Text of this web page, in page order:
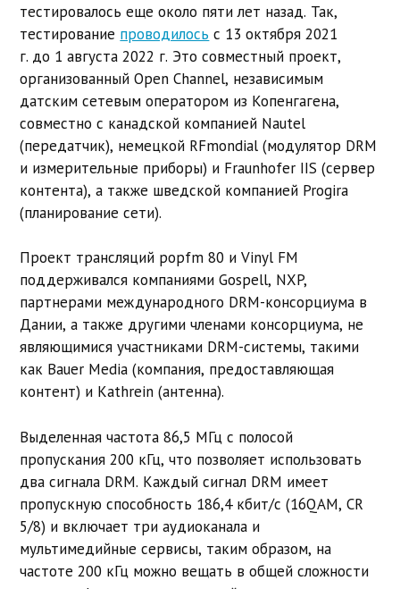
тестировалось еще около пяти лет назад. Так,
тестирование проводилось с 13 октября 2021
г. до 1 августа 2022 г. Этосовместный проект,
организованный Open Channel, независимым
датским сетевым оператором из Копенгагена,
совместно с канадской компанией Nautel
(передатчик), немецкой RFmondial (модулятор DRM
и измерительные приборы) и Fraunhofer IIS (сервер
контента), а также шведской компанией Progira
(планирование сети).
Проект трансляций popfm 80 и Vinyl FM
поддерживался компаниями Gospell, NXP,
партнерами международного DRM-консорциума в
Дании, а также другими членами консорциума, не
являющимися участниками DRM-системы, такими
как Bauer Media (компания, предоставляющая
контент) и Kathrein (антенна).
Выделенная частота86,5 МГц с полосой
пропускания 200 кГц, что позволяет использовать
два сигнала DRM. Каждый сигнал DRM имеет
пропускную способность 186,4 кбит/с (16QAM, CR
5/8) и включает три аудиоканала и
мультимедийные сервисы, таким образом, на
частоте 200 кГц можно вещать в общей сложности